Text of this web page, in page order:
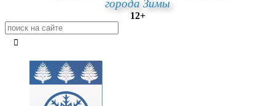
города Зимы
12+